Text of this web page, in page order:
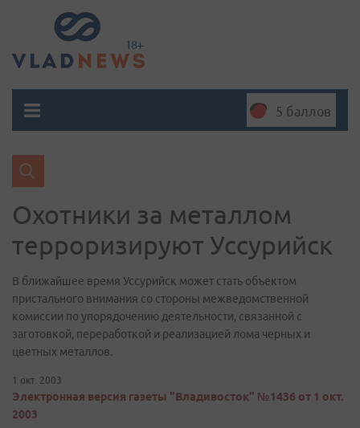
5 баллов
Охотники за металлом
терроризируют Уссурийск
В ближайшее время Уссурийск может стать объектом
пристального внимания со стороны межведомственной
комиссии по упорядочению деятельности, связанной с
заготовкой, переработкой и реализацией лома черных и
цветных металлов.
1 окт. 2003
Электронная версия газеты "Владивосток" №1436 от 1 окт.
2003